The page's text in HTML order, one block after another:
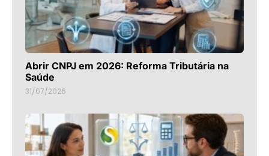
Abrir CNPJ em 2026: Reforma Tributária na
Saúde
31/07/2026